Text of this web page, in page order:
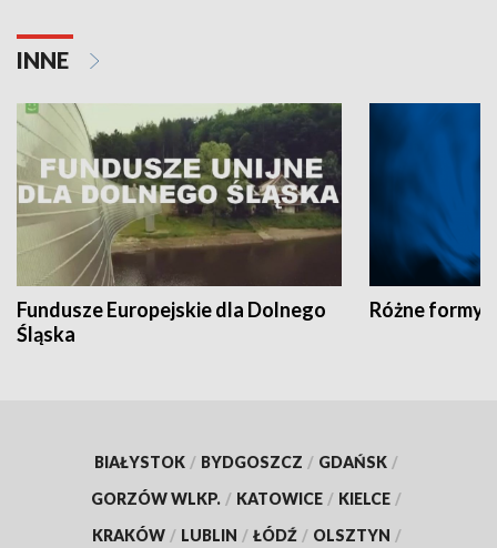
INNE
Fundusze Europejskie dla Dolnego
Śląska
Różne formy
BIAŁYSTOK / BYDGOSZCZ / GDAŃSK /
GORZÓW WLKP. / KATOWICE / KIELCE /
KRAKÓW / LUBLIN / ŁÓDŹ / OLSZTYN /